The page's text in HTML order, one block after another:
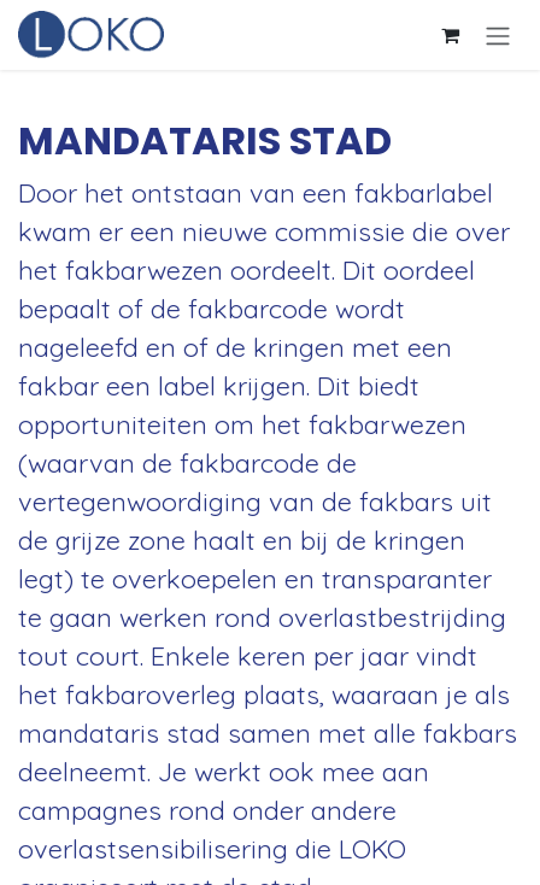
Overslaan naar inhoud
MANDATARIS STAD
Door het ontstaan van een fakbarlabel
kwam er een nieuwe commissie die over
het fakbarwezen oordeelt. Dit oordeel
bepaalt of de fakbarcode wordt
nageleefd en of de kringen met een
fakbar een label krijgen. Dit biedt
opportuniteiten om het fakbarwezen
(waarvan de fakbarcode de
vertegenwoordiging van de fakbars uit
de grijze zone haalt en bij de kringen
legt) te overkoepelen en transparanter
te gaan werken rond overlastbestrijding
tout court. Enkele keren per jaar vindt
het fakbaroverleg plaats, waaraan je als
mandataris stad samen met alle fakbars
deelneemt. Je werkt ook mee aan
campagnes rond onder andere
overlastsensibilisering die LOKO